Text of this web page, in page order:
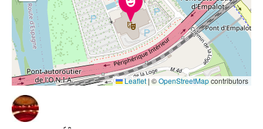
Leaflet | ©OpenStreetMapcontributors